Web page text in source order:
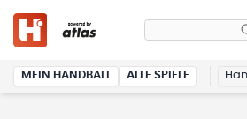
MEIN HANDBALL ALLE SPIELE